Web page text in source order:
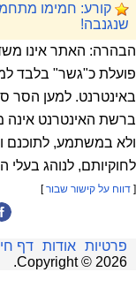
קורע: חמימו
שנגנבה!
הבהרה: האתר אינו
פועלת כ"גשר" בלבד
באינטרנט. למען הסר
ברשת האינטרנט
ולא במשתמע, לתוכנם
לחוקיותם, לנוהג
[ דווח על קישור שבור]
פרטיות אודות דף
Copyright © 2026
.